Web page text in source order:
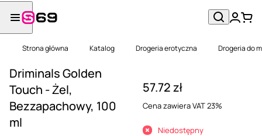
Strona główna Katalog Drogeria erotyczna Drogeria do
Driminals Golden
Touch - Żel,
Bezzapachowy, 100
ml
57.72 zł
Cena zawiera VAT 23%
Niedostępny